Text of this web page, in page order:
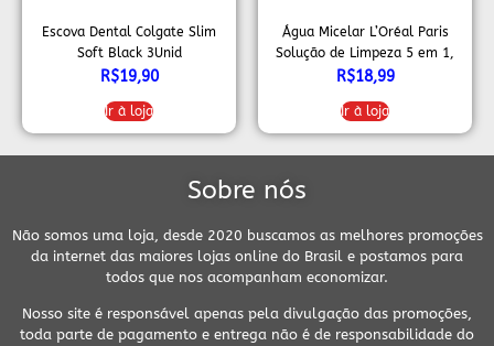
Escova Dental Colgate Slim
Soft Black 3Unid
R$19,90
Ir à loja
Água Micelar L’Oréal Paris
Solução de Limpeza 5 em 1,
100ml
R$18,99
Ir à loja
Sobre nós
Não somos uma loja, desde 2020 buscamos as melhores promoções
da internet das maiores lojas online do Brasil e postamos para
todos que nos acompanham economizar.
Nosso site é responsável apenas pela divulgação das promoções,
toda parte de pagamento e entrega não é de responsabilidade do